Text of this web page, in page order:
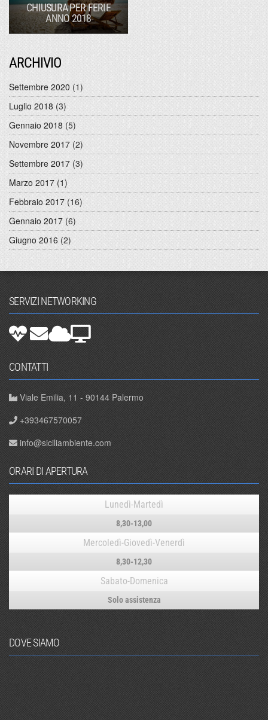
CHIUSURA PER FERIE
ANNO 2018
ARCHIVIO
Settembre 2020 (1)
Luglio 2018 (3)
Gennaio 2018 (5)
Novembre 2017 (2)
Settembre 2017 (3)
Marzo 2017 (1)
Febbraio 2017 (16)
Gennaio 2017 (6)
Giugno 2016 (2)
SERVIZI NETWORKING
CONTATTI
Viale Emilia, 11 - 90144 Palermo
+393467570057
info@siciliambiente.com
ORARI DI APERTURA
Lunedì-Martedì
8,30-13,00
Mercoledì-Giovedì-Venerdì
8,30-12,30
Sabato-Domenica
Solo assistenza
DOVE SIAMO